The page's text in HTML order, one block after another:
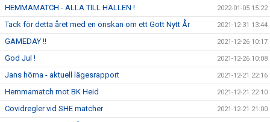
HEMMAMATCH - ALLA TILL HALLEN ! 2022-01-05 15:22
Tack för detta året med en önskan om ett Gott Nytt År 2021-12-31 13:44
GAMEDAY !! 2021-12-26 10:17
God Jul ! 2021-12-26 10:08
Jans hörna - aktuell lägesrapport 2021-12-21 22:16
Hemmamatch mot BK Heid 2021-12-21 22:10
Covidregler vid SHE matcher 2021-12-21 21:00